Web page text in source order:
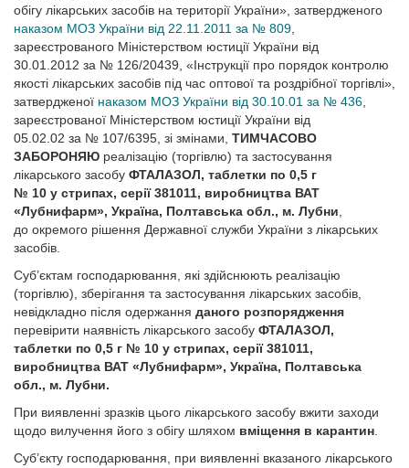
обігу лікарських засобів на території України», затвердженого
наказом МОЗ України від 22.11.2011 за № 809
зареєстрованого Міністерством юстиції України від
30.01.2012 за № 126/20439, «Інструкції про порядок контролю
якості лікарських засобів під час оптової та роздрібної торгівлі»,
затвердженої наказом МОЗ України від 30.10.01 за № 436
зареєстрованої Міністерством юстиції України від
05.02.02 за № 107/6395, зі змінами, ТИМЧАСОВО
ЗАБОРОНЯЮ реалізацію (торгівлю) та застосування
лікарського засобу ФТАЛАЗОЛ, таблетки по 0,5 г
№ 10 у стрипах, серії 381011, виробництва ВАТ
«Лубнифарм», Україна, Полтавська обл., м. Лубни
до окремого рішення Державної служби України з лікарських
засобів
Суб’єктам господарювання, які здійснюють реалізацію
(торгівлю), зберігання та застосування лікарських засобів,
невідкладно після одержання даного розпорядження
перевірити наявність лікарського засобу ФТАЛАЗОЛ,
таблетки по 0,5 г № 10 у стрипах, серії 381011,
виробництва ВАТ «Лубнифарм», Україна, Полтавська
обл., м. Лубни.
При виявленні зразків цього лікарського засобу вжити заходи
щодо вилучення його з обігу шляхом вміщення в карантин
Суб’єкту господарювання, при виявленні вказаного лікарського